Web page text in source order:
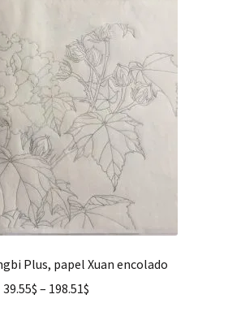
Plus, papel Xuan encolado
39.55$ – 198.51$